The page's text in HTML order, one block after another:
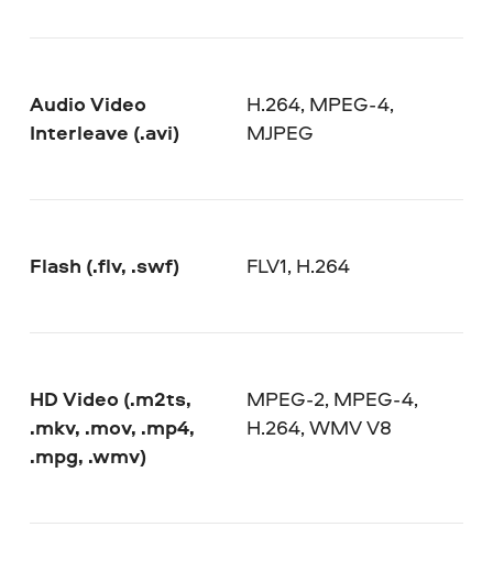
Audio Video
Interleave (.avi)
H.264, MPEG-4,
MJPEG
Flash (.flv, .swf) FLV1, H.264
HD Video (.m2ts,
.mkv, .mov, .mp4,
.mpg, .wmv)
MPEG-2, MPEG-4,
H.264, WMV V8